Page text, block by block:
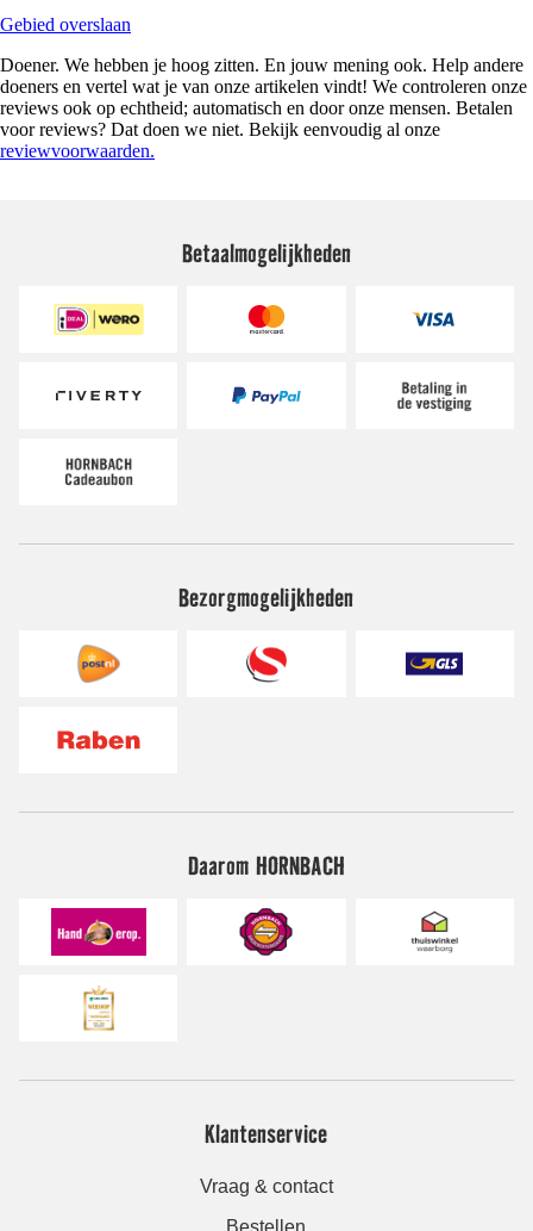
Gebied overslaan
Doener. We hebben je hoog zitten. En jouw mening ook. Help andere
doeners en vertel wat je van onze artikelen vindt! We controleren onze
reviews ook op echtheid; automatisch en door onze mensen. Betalen
voor reviews? Dat doen we niet. Bekijk eenvoudig al onze
reviewvoorwaarden.
Betaalmogelijkheden
Bezorgmogelijkheden
Daarom HORNBACH
Klantenservice
Vraag & contact
Bestellen